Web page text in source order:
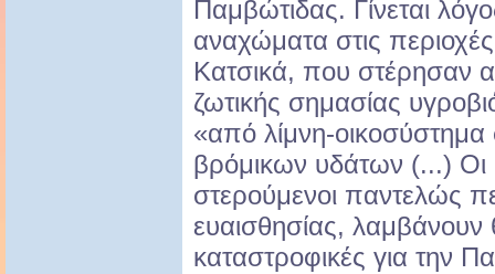
Παμβώτιδας. Γίνεται
αναχώματα στις
Κατσικά, που στέρησαν
ζωτικής σημασίας
«από λίμνη-οικοσύστημα
βρόμικων υδάτων (...) Οι
στερούμενοι παντελώς
ευαισθησίας, λαμβάνουν
καταστροφικές για την